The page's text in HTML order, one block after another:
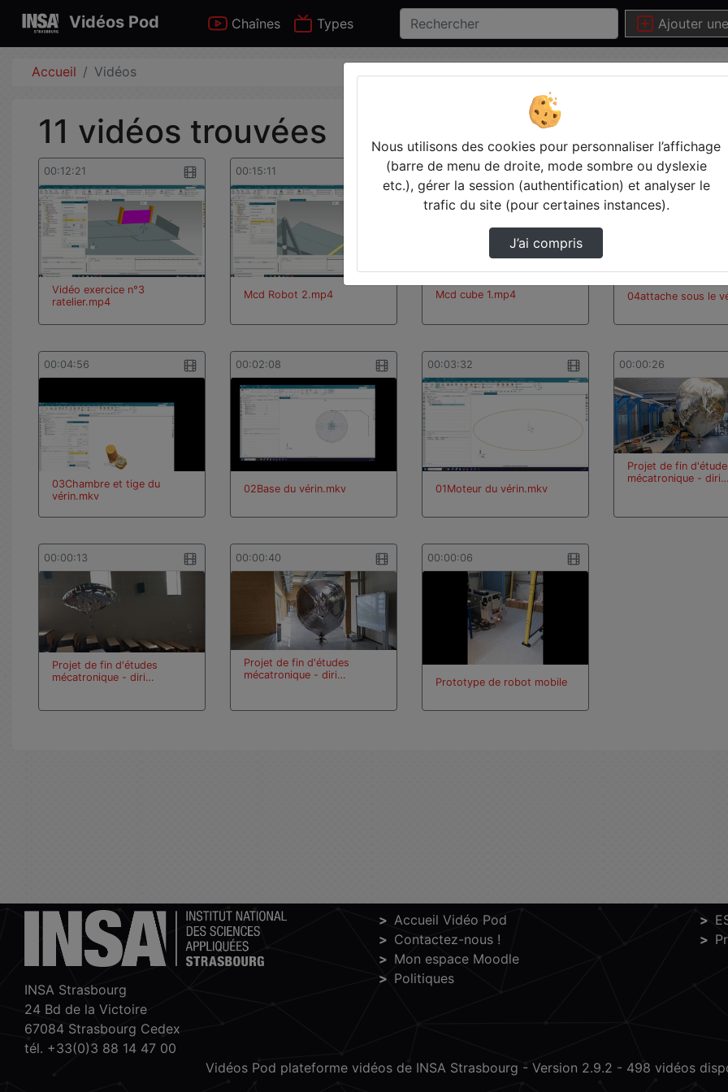
Vidéos Pod Chaînes Types Ajouter
Accueil Vidéos
11 vidéos trouvées Statistiques de vues
00:12:21
Vidéo exercice n°3
ratelier.mp4
00:15:11
Mcd Robot 2.mp4
00:14:22
Mcd cube 1.mp4
00:02:12
04attache sous le
00:04:56
03Chambre et tige du
vérin.mkv
00:02:08
02Base du vérin.mkv
00:03:32
01Moteur du vérin.mkv
00:00:26
Projet de fin
mécatronique - diri…
00:00:13
Projet de fin d'études
mécatronique - diri…
00:00:40
Projet de fin d'études
mécatronique - diri…
00:00:06
Prototype de robot mobile
INSA Strasbourg
24 Bd de la Victoire
67084 Strasbourg Cedex
tél. +33(0)3 88 14 47 00
Accueil Vidéo Pod
Contactez-nous !
Mon espace Moodle
Politiques
Vidéos Pod plateforme vidéos de INSA Strasbourg - Version 2.9.2 - 498 vidéos
Nous utilisons des cookies pour personnaliser l’affichage
(barre de menu de droite, mode sombre ou dyslexie
etc.), gérer la session (authentification) et analyser le
trafic du site (pour certaines instances).
J’ai compris